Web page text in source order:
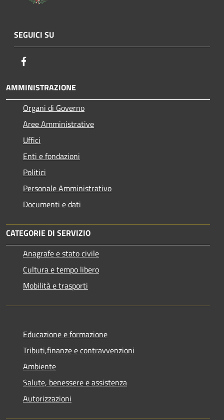
SEGUICI SU
AMMINISTRAZIONE
Organi di Governo
Aree Amministrative
Uffici
Enti e fondazioni
Politici
Personale Amministrativo
Documenti e dati
CATEGORIE DI SERVIZIO
Anagrafe e stato civile
Cultura e tempo libero
Mobilità e trasporti
Educazione e formazione
Tributi,finanze e contravvenzioni
Ambiente
Salute, benessere e assistenza
Autorizzazioni